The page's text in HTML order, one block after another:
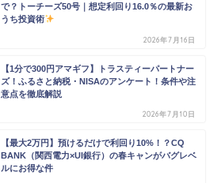
で？トーチーズ50号｜想定利回り16.0％の最新お
うち投資術
2026年7月16日
【1分で300円アマギフ】トラスティーパートナー
ズ！ふるさと納税・NISAのアンケート！条件や注
意点を徹底解説
2026年7月10日
【最大2万円】預けるだけで利回り10%！？CQ
BANK（関西電力×UI銀行）の春キャンがバグレベ
ルにお得な件